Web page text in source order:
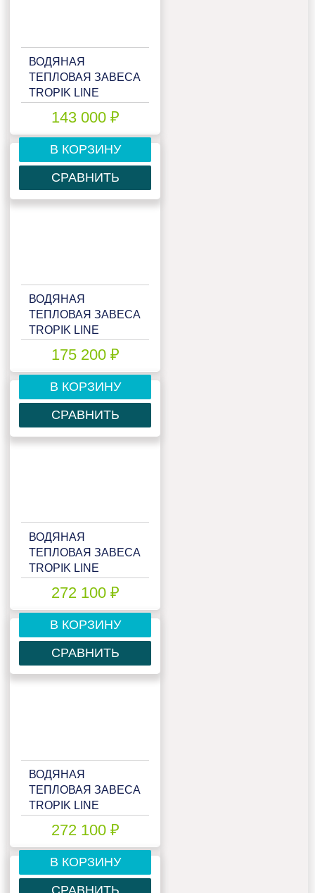
ВОДЯНАЯ
ТЕПЛОВАЯ ЗАВЕСА
TROPIK LINE
143 000 ₽
В КОРЗИНУ
СРАВНИТЬ
ВОДЯНАЯ
ТЕПЛОВАЯ ЗАВЕСА
TROPIK LINE
175 200 ₽
В КОРЗИНУ
СРАВНИТЬ
ВОДЯНАЯ
ТЕПЛОВАЯ ЗАВЕСА
TROPIK LINE
272 100 ₽
В КОРЗИНУ
СРАВНИТЬ
ВОДЯНАЯ
ТЕПЛОВАЯ ЗАВЕСА
TROPIK LINE
272 100 ₽
В КОРЗИНУ
СРАВНИТЬ